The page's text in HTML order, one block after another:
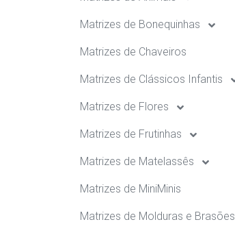
Matrizes de Bonequinhas
Matrizes de Chaveiros
Matrizes de Clássicos Infantis
Matrizes de Flores
Matrizes de Frutinhas
Matrizes de Matelassês
Matrizes de MiniMinis
Matrizes de Molduras e Brasões